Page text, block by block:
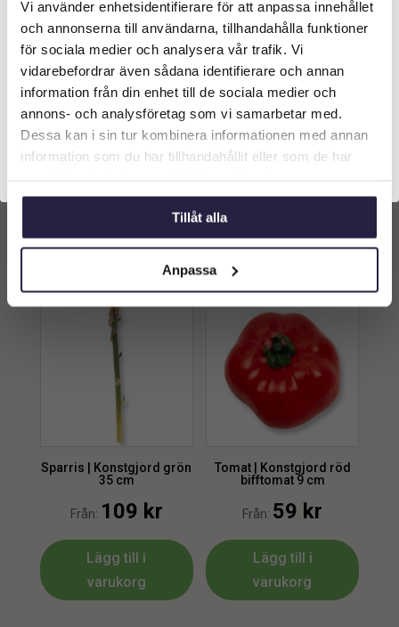
Vi använder enhetsidentifierare för att anpassa innehållet
och annonserna till användarna, tillhandahålla funktioner
för sociala medier och analysera vår trafik. Vi
vidarebefordrar även sådana identifierare och annan
information från din enhet till de sociala medier och
annons- och analysföretag som vi samarbetar med.
Dessa kan i sin tur kombinera informationen med annan
information som du har tillhandahållit eller som de har
Tillåt alla
Anpassa
Paprika | Konstgjord
grönröd paprika 8 cm
179 kr
varukorg
Grön 50 cm
249 kr
varukorg
Sparris | Konstgjord grön
35 cm
Från: 109 kr
Lägg till i
varukorg
Tomat | Konstgjord röd
bifftomat 9 cm
Från: 59 kr
Lägg till i
varukorg
Välkommen till Webflower
Vilken typ av kund är du? Du kan alltid justera ditt val
längst upp på sidan.
Företagskund (exkl. moms)
Privatkund (inkl. moms)